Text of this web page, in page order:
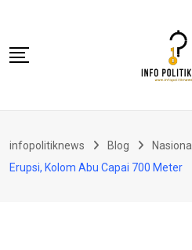
content
Politik & Hukum
infopolitiknews Blog Nasional
Erupsi, Kolom Abu Capai 700 Meter